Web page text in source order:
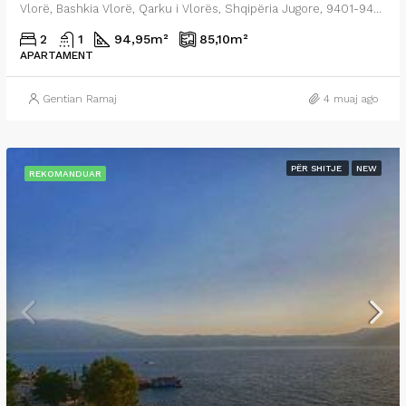
Vlorë, Bashkia Vlorë, Qarku i Vlorës, Shqipëria Jugore, 9401-9403, Shqipëria
2 1 94,95m² 85,10m²
APARTAMENT
Gentian Ramaj 4 muaj ago
REKOMANDUAR
PËR SHITJE NEW